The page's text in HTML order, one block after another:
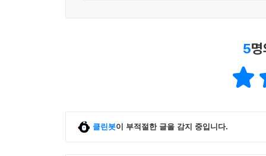
5
클린봇이 부적절한 글을 감지 중입니다.